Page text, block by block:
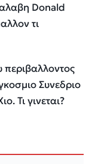
Donald
τι
περιβαλλοντος
Συνεδριο
Τι γινεται?